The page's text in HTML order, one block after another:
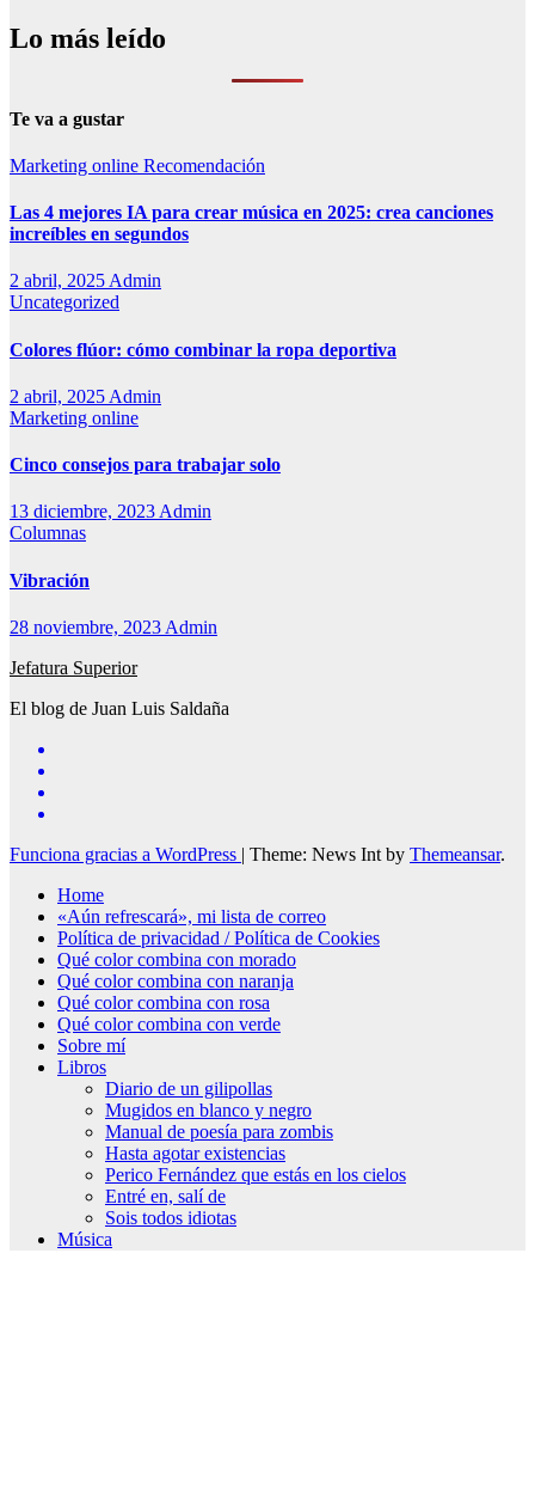
Lo más leído
Te va a gustar
Marketing online Recomendación
Las 4 mejores IA para crear música en 2025: crea canciones
increíbles en segundos
2 abril, 2025Admin
Uncategorized
Colores flúor: cómo combinar la ropa deportiva
2 abril, 2025 Admin
Marketing online
Cinco consejos para trabajar solo
13 diciembre, 2023Admin
Columnas
Vibración
28 noviembre, 2023 Admin
Jefatura Superior
El blog de Juan Luis Saldaña
Funciona gracias a WordPress | Theme: News Int by Themeansar.
Home
«Aún refrescará», mi lista de correo
Política de privacidad / Política de Cookies
Qué color combina con morado
Qué color combina con naranja
Qué color combina con rosa
Qué color combina con verde
Sobre mí
Libros
Diario de un gilipollas
Mugidos en blanco y negro
Manual de poesía para zombis
Hasta agotar existencias
Perico Fernández que estás en los cielos
Entré en, salí de
Sois todos idiotas
Música